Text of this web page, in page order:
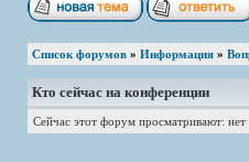
Список форумов » Информация »
Кто сейчас на конференции
Сейчас этот форум просматривают: нет